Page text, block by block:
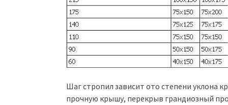
Шаг стропил зависит ото степени уклона
прочную крышу, перекрыв грандиозный